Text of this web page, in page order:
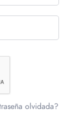
olvidada?